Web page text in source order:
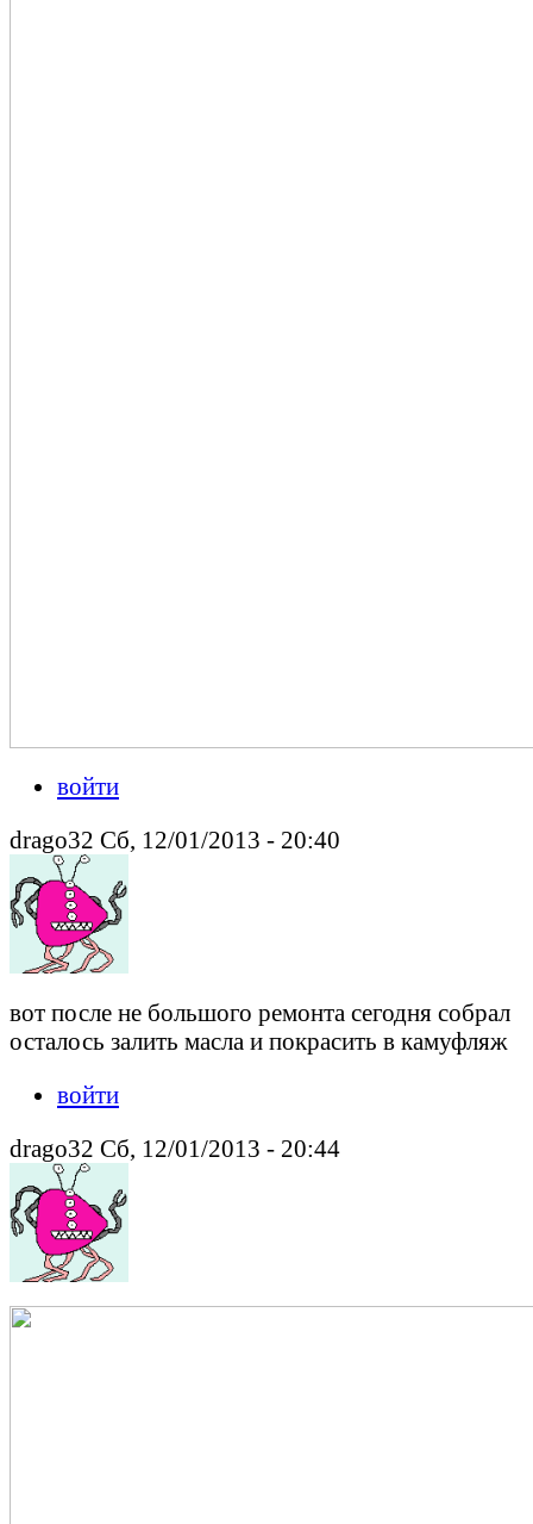
войти
drago32 Сб, 12/01/2013 - 20:40
вот после не большого ремонта сегодня собрал
осталось залить масла и покрасить в камуфляж
войти
drago32 Сб, 12/01/2013 - 20:44